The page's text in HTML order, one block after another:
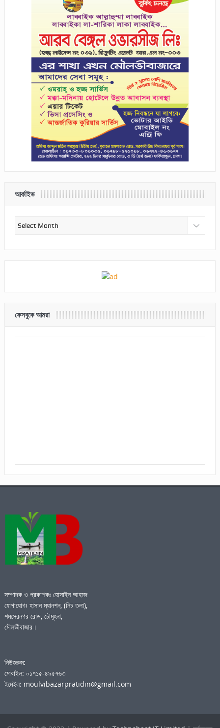
আর্কাইভ
আর্কাইভ
ফেসবুকে আমরা
সম্পাদক ও প্রকাশকঃ হোসাইন আহমদ
যোগাযোগঃ হাসান ম্যানশন, (নিচ তলা),
শমসেরনগর রোড, চৌমূহনা,
মৌলভীবাজার।
নিউজরুম:
মোবাইল: ০১৭১৫-৪৯৫৭৬৩
ইমেইল: moulvibazarpratidin@gmail.com